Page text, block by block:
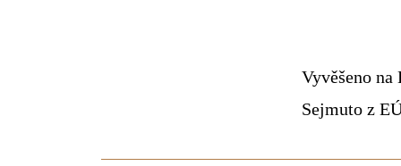
Vyvěšeno na
Sejmuto z